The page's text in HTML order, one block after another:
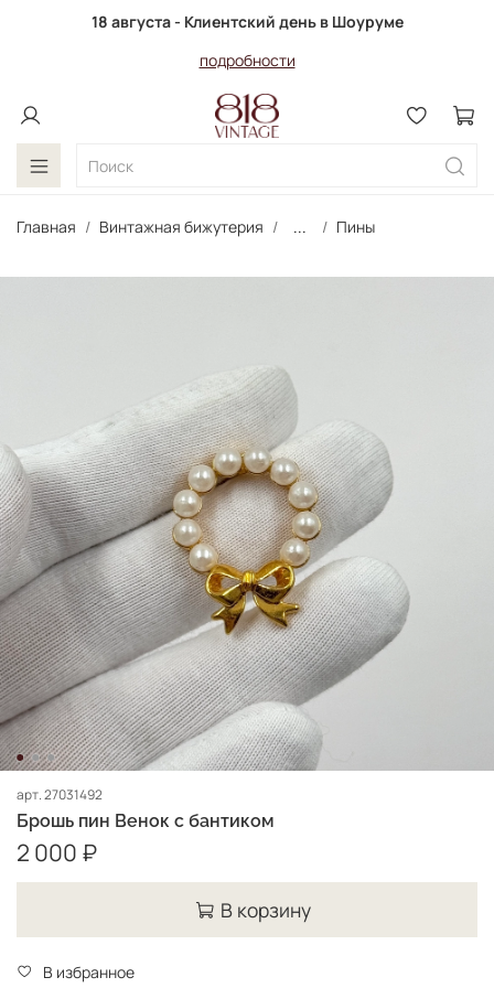
18 августа - Клиентский день в Шоуруме
подробности
Главная Винтажная бижутерия ... Пины
арт.27031492
Брошь пин Венок с бантиком
2 000 ₽
В корзину
В избранное